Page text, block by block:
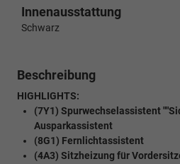
Innenausstattung
Schwarz
Beschreibung
HIGHLIGHTS:
(7Y1) Spurwechselassistent
Ausparkassistent
(8G1) Fernlichtassistent
(4A3) Sitzheizung für